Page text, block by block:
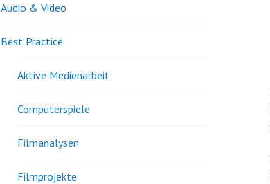
Audio & Video
Best Practice
Aktive Medienarbeit
Computerspiele
Filmanalysen
Filmprojekte